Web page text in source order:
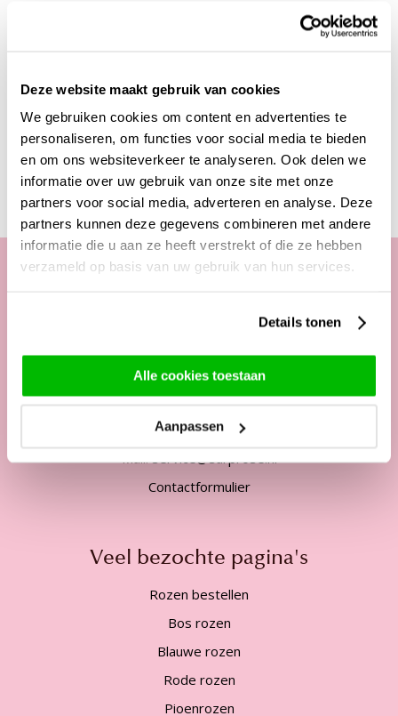
Deze website maakt gebruik van cookies
We gebruiken cookies om content en advertenties te
personaliseren, om functies voor social media te bieden
en om ons websiteverkeer te analyseren. Ook delen we
informatie over uw gebruik van onze site met onze
partners voor social media, adverteren en analyse. Deze
partners kunnen deze gegevens combineren met andere
informatie die u aan ze heeft verstrekt of die ze hebben
verzameld op basis van uw gebruik van hun services.
Details tonen
Alle cookies toestaan
Aanpassen
Lekker bij: een aperitief, olijven en amuses. Om van te
Druif: Glera
Let op: geen levering aan mensen onder de 18 jaar
09:00 - 12:00 uur
13:00 - 17:00 uur
Tel:+31 85 822 5435
Contactformulier
Veel bezochte pagina's
Rozen bestellen
Bos rozen
Blauwe rozen
Rode rozen
Pioenrozen